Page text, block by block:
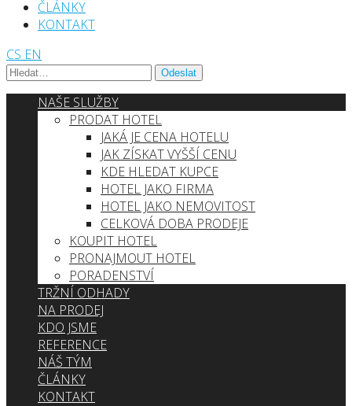
ČLÁNKY
KONTAKT
CS EN
NAŠE SLUŽBY
PRODAT HOTEL
JAKÁ JE CENA HOTELU
JAK ZÍSKAT VYŠŠÍ CENU
KDE HLEDAT KUPCE
HOTEL JAKO FIRMA
HOTEL JAKO NEMOVITOST
CELKOVÁ DOBA PRODEJE
KOUPIT HOTEL
PRONAJMOUT HOTEL
PORADENSTVÍ
TRŽNÍ ODHADY
NA PRODEJ
KDO JSME
REFERENCE
NÁŠ TÝM
ČLÁNKY
KONTAKT